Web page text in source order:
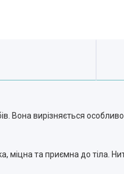
Вона вирізняється
та приємна до тіла.